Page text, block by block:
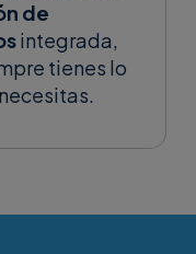
de
integrada,
tienes lo